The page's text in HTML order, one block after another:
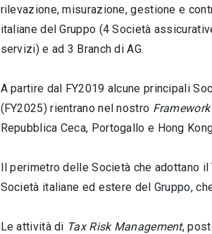
rilevazione, misurazione, gestione e
italiane del Gruppo (4 Società
servizi) e ad 3 Branch di AG.
A partire dal FY2019 alcune principali
(FY2025) rientrano nel nostro Framework
Repubblica Ceca, Portogallo e Hong
Il perimetro delle Società che adottano
Società italiane ed estere del Gruppo,
Le attività di Tax Risk Management,